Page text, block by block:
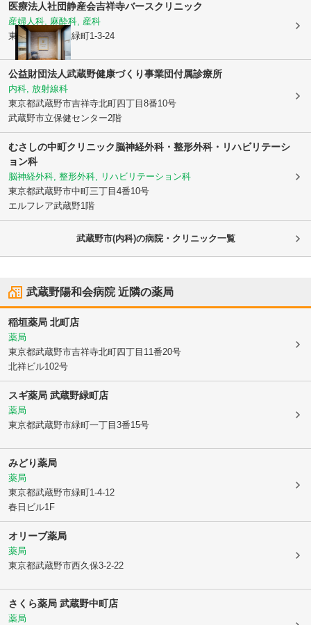
医療法人社団静産会吉祥寺バースクリニック
産婦人科, 麻酔科, 産科
東京都武蔵野市緑町1-3-24
公益財団法人武蔵野健康づくり事業団付属診療所
内科, 放射線科
東京都武蔵野市吉祥寺北町四丁目8番10号
武蔵野市立保健センター2階
むさしの中町クリニック脳神経外科・整形外科・リハビリテーシ
ョン科
脳神経外科, 整形外科, リハビリテーション科
東京都武蔵野市中町三丁目4番10号
エルフレア武蔵野1階
武蔵野市(内科)の病院・クリニック一覧
武蔵野陽和会病院近隣の薬局
稲垣薬局 北町店
薬局
東京都武蔵野市吉祥寺北町四丁目11番20号
北祥ビル102号
スギ薬局 武蔵野緑町店
薬局
東京都武蔵野市緑町一丁目3番15号
みどり薬局
薬局
東京都武蔵野市緑町1-4-12
春日ビル1F
オリーブ薬局
薬局
東京都武蔵野市西久保3-2-22
さくら薬局 武蔵野中町店
薬局